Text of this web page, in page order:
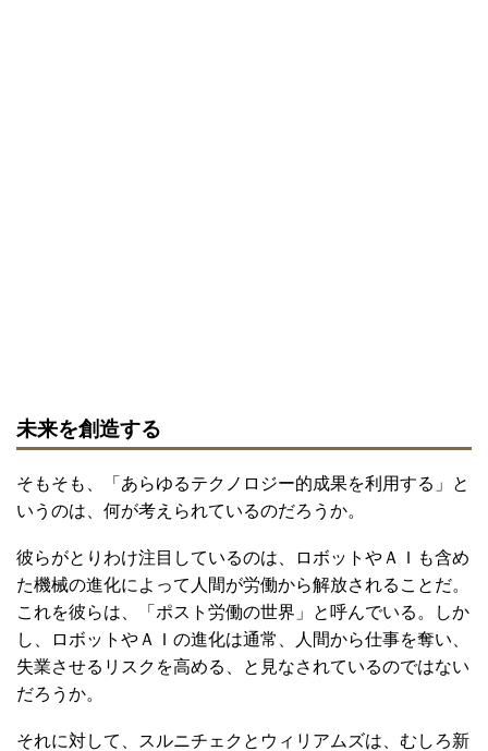
未来を創造する
そもそも、「あらゆるテクノロジー的成果を利用する」と
いうのは、何が考えられているのだろうか。
彼らがとりわけ注目しているのは、ロボットやＡＩも含め
た機械の進化によって人間が労働から解放されることだ。
これを彼らは、「ポスト労働の世界」と呼んでいる。しか
し、ロボットやＡＩの進化は通常、人間から仕事を奪い、
失業させるリスクを高める、と見なされているのではない
だろうか。
それに対して、スルニチェクとウィリアムズは、むしろ新